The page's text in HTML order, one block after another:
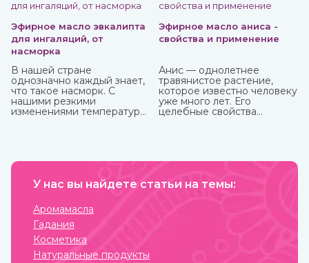
Эфирное масло эвкалипта
для ингаляций, от
насморка
В нашей стране
однозначно каждый знает,
что такое насморк. С
нашими резкими
изменениями температуры,
выздоравливающие вновь
продолжаться до
Эфирное масло аниса -
свойства и применение
Анис — однолетнее
травянистое растение,
которое известно человеку
уже много лет. Его
целебные свойства
У нас вы найдете статьи на темы:
Аромамасла
Гадания
Косметика
Натуральные продукты